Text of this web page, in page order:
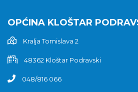
OPĆINA KLOŠTAR
Kralja Tomislava 2
48362 Kloštar Podravski
048/816 066